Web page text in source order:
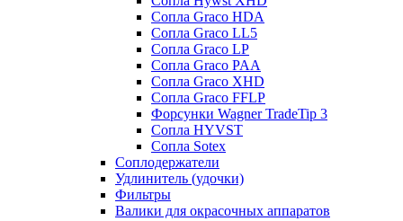
Сопла Graco HDA
Сопла Graco LL5
Сопла Graco LP
Сопла Graco PAA
Сопла Graco XHD
Сопла Graco FFLP
Форсунки Wagner TradeTip 3
Сопла HYVST
Сопла Sotex
Соплодержатели
Удлинитель (удочки)
Фильтры
Валики для окрасочных аппаратов